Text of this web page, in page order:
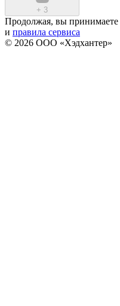
+ 3
Продолжая, вы принимаете
и правила сервиса
© 2026 ООО «Хэдхантер»